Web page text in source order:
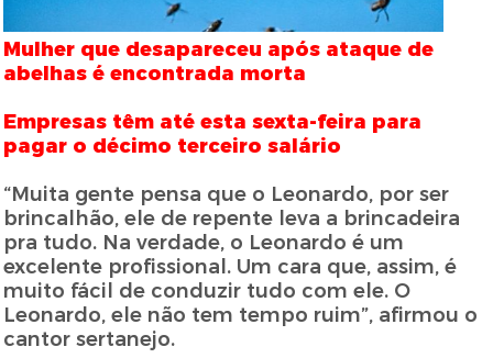
Mulher que desapareceu após ataque de
abelhas é encontrada morta
Empresas têm até esta sexta-feira para
pagar o décimo terceiro salário
“Muita gente pensa que o Leonardo, por ser
brincalhão, ele de repente leva a brincadeira
pra tudo. Na verdade, o Leonardo é um
excelente profissional. Um cara que, assim, é
muito fácil de conduzir tudo com ele. O
Leonardo, ele não tem tempo ruim”, afirmou o
cantor sertanejo.